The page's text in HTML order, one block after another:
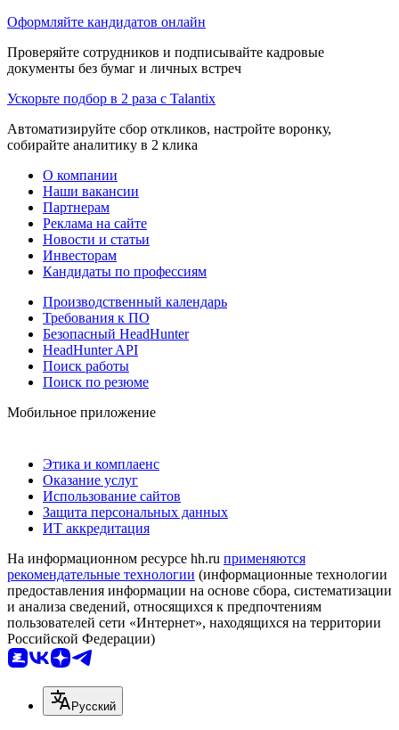
Оформляйте кандидатов онлайн
Проверяйте сотрудников и подписывайте кадровые
документы без бумаг и личных встреч
Ускорьте подбор в 2 раза с Talantix
Автоматизируйте сбор откликов, настройте воронку,
собирайте аналитику в 2 клика
О компании
Наши вакансии
Партнерам
Реклама на сайте
Новости и статьи
Инвесторам
Кандидаты по профессиям
Производственный календарь
Требования к ПО
Безопасный HeadHunter
HeadHunter API
Поиск работы
Поиск по резюме
Мобильное приложение
Этика и комплаенс
Оказание услуг
Использование сайтов
Защита персональных данных
ИТ аккредитация
На информационном ресурсе hh.ru применяются
рекомендательные технологии (информационные технологии
предоставления информации на основе сбора, систематизации
и анализа сведений, относящихся к предпочтениям
пользователей сети «Интернет», находящихся на территории
Российской Федерации)
Русский